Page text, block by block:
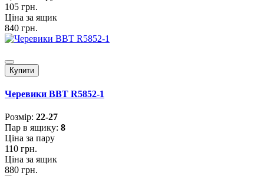
105 грн.
Ціна за ящик
840 грн.
Купити
Черевики BBT R5852-1
Розмiр: 22-27
Пар в ящику: 8
Ціна за пару
110 грн.
Ціна за ящик
880 грн.